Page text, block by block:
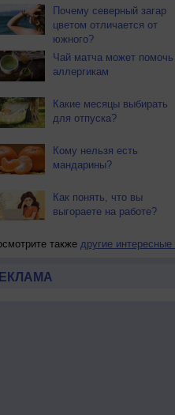
Почему северный загар
цветом отличается от
южного?
Чай матча может помочь
аллергикам
Какие месяцы выбирать
для отпуска?
Кому нельзя есть
мандарины?
Как понять, что вы
выгораете на работе?
также другие интересные